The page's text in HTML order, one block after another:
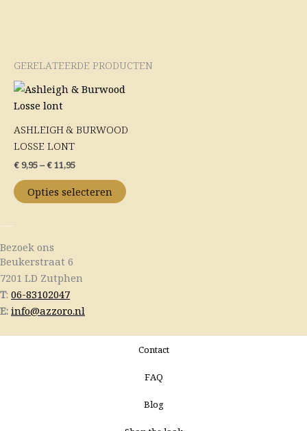
GERELATEERDE PRODUCTEN
ASHLEIGH & BURWOOD
LOSSE LONT
€9,95– €11,95
Price
range:
€ 11,95
Opties selecteren
Dit
product
meerdere
variaties.
Deze
optie
kan
op
de
productpagina
Bezoek ons
Beukerstraat 6
7201 LD Zutphen
T: 06-83102047
E: info@azzoro.nl
Contact
FAQ
Blog